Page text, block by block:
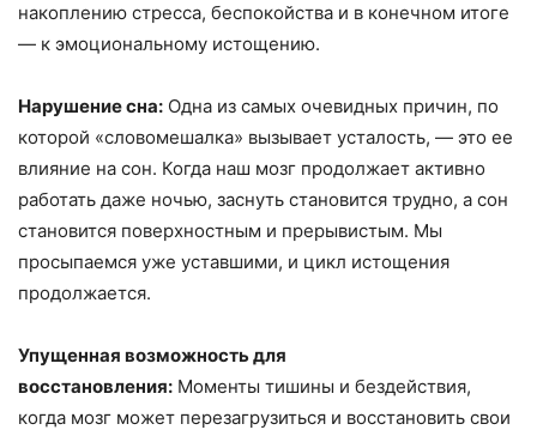
накоплению стресса, беспокойства и в конечном итоге
— к эмоциональному истощению.
Нарушение сна: Одна из самых очевидных причин, по
которой «словомешалка» вызывает усталость, — это ее
влияние на сон. Когда наш мозг продолжает активно
работать даже ночью, заснуть становится трудно, а сон
становится поверхностным и прерывистым. Мы
просыпаемся уже уставшими, и цикл истощения
продолжается.
Упущенная возможность для
восстановления: Моменты тишины и бездействия,
когда мозг может перезагрузиться и восстановить свои